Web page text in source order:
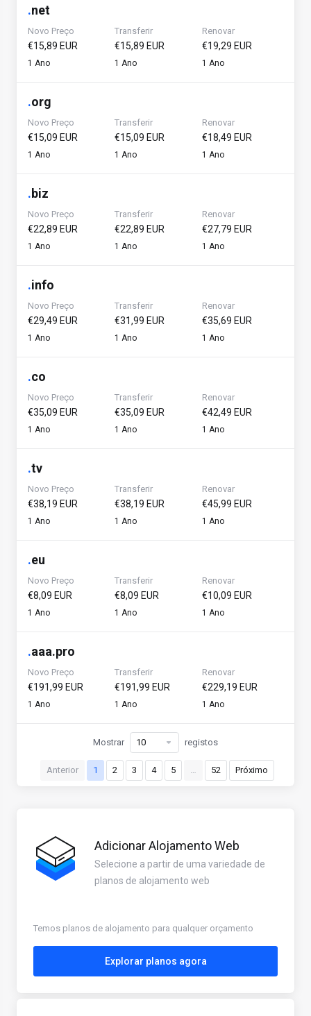
.net
Novo Preço
€15,89 EUR
1 Ano
Transferir
€15,89 EUR
1 Ano
Renovar
€19,29 EUR
1 Ano
.org
Novo Preço
€15,09 EUR
1 Ano
Transferir
€15,09 EUR
1 Ano
Renovar
€18,49 EUR
1 Ano
.biz
Novo Preço
€22,89 EUR
1 Ano
Transferir
€22,89 EUR
1 Ano
Renovar
€27,79 EUR
1 Ano
.info
Novo Preço
€29,49 EUR
1 Ano
Transferir
€31,99 EUR
1 Ano
Renovar
€35,69 EUR
1 Ano
.co
Novo Preço
€35,09 EUR
1 Ano
Transferir
€35,09 EUR
1 Ano
Renovar
€42,49 EUR
1 Ano
.tv
Novo Preço
€38,19 EUR
1 Ano
Transferir
€38,19 EUR
1 Ano
Renovar
€45,99 EUR
1 Ano
.eu
Novo Preço
€8,09 EUR
1 Ano
Transferir
€8,09 EUR
1 Ano
Renovar
€10,09 EUR
1 Ano
.aaa.pro
Novo Preço
€191,99 EUR
1 Ano
Transferir
€191,99 EUR
1 Ano
Renovar
€229,19 EUR
1 Ano
Anterior 1 2 3 4 5 … 52 Próximo
Mostrar registos
Adicionar Alojamento Web
Selecione a partir de uma variedade de
planos de alojamento web
Temos planos de alojamento para qualquer orçamento
Explorar planos agora